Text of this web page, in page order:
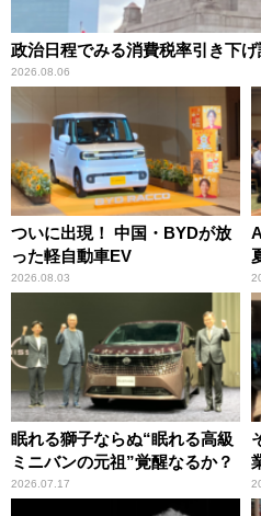
政治日程でみる消費税率引き下
2026.08.06
ついに出現！ 中国・BYDが放
った軽自動車EV
2026.08.03
眠れる獅子ならぬ“眠れる高級
ミニバンの元祖”覚醒なるか？
2026.07.17